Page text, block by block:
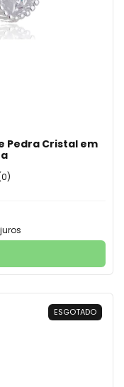
Pedra Cristal em
ESGOTADO